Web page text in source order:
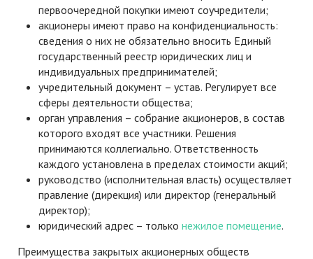
первоочередной покупки имеют соучредители;
акционеры имеют право на конфиденциальность:
сведения о них не обязательно вносить Единый
государственный реестр юридических лиц и
индивидуальных предпринимателей;
учредительный документ – устав. Регулирует все
сферы деятельности общества;
орган управления – собрание акционеров, в состав
которого входят все участники. Решения
принимаются коллегиально. Ответственность
каждого установлена в пределах стоимости акций;
руководство (исполнительная власть) осуществляет
правление (дирекция) или директор (генеральный
директор);
юридический адрес – только нежилое помещение.
Преимущества закрытых акционерных обществ